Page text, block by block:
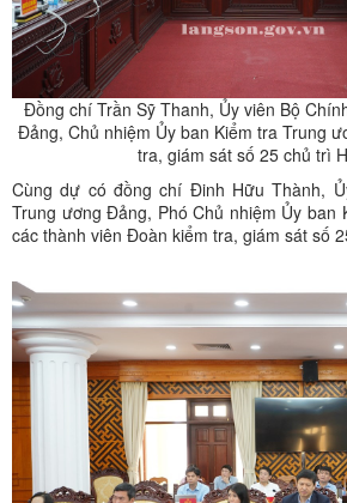
Đồng chí Trần Sỹ Thanh, Ủy viên Bộ
Đảng, Chủ nhiệm Ủy ban Kiểm tra Trung
tra, giám sát số 25 chủ trì
Cùng dự có đồng chí Đinh Hữu Thành,
Trung ương Đảng, Phó Chủ nhiệm Ủy ban
các thành viên Đoàn kiểm tra, giám sát số